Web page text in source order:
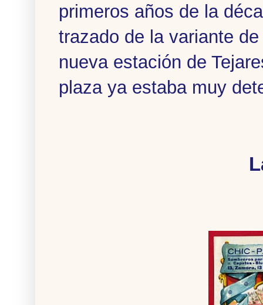
primeros años de la
trazado de la variante
nueva estación de
plaza ya estaba muy